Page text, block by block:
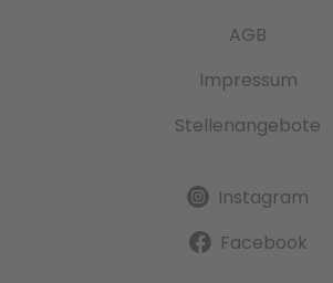
AGB
Impressum
Stellenangebote
Instagram
Facebook